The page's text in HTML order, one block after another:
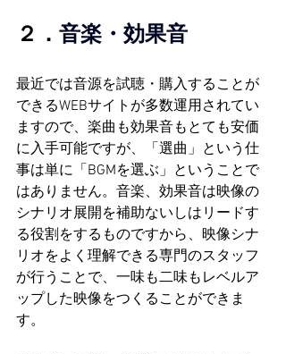
２． 音楽 ・ 効果音
最近では音源を試聴・購入することが
できるWEBサイトが多数運用されてい
ますので、楽曲も効果音もとても安価
に入手可能ですが、「選曲」という仕
事は単に「BGMを選ぶ」ということで
はありません。音楽、効果音は映像の
シナリオ展開を補助ないしはリードす
る役割をするものですから、映像シナ
リオをよく理解できる専門のスタッフ
が行うことで、一味も二味もレベルア
ップした映像をつくることができま
す。